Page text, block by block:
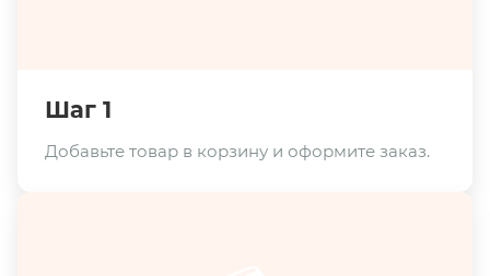
Шаг 1
Добавьте товар в корзину и оформите заказ.